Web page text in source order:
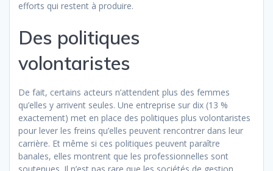
efforts qui restent à produire.
Des politiques
volontaristes
De fait, certains acteurs n’attendent plus des femmes
qu’elles y arrivent seules. Une entreprise sur dix (13 %
exactement) met en place des politiques plus volontaristes
pour lever les freins qu’elles peuvent rencontrer dans leur
carrière. Et même si ces politiques peuvent paraître
banales, elles montrent que les professionnelles sont
soutenues. Il n’est pas rare que les sociétés de gestion